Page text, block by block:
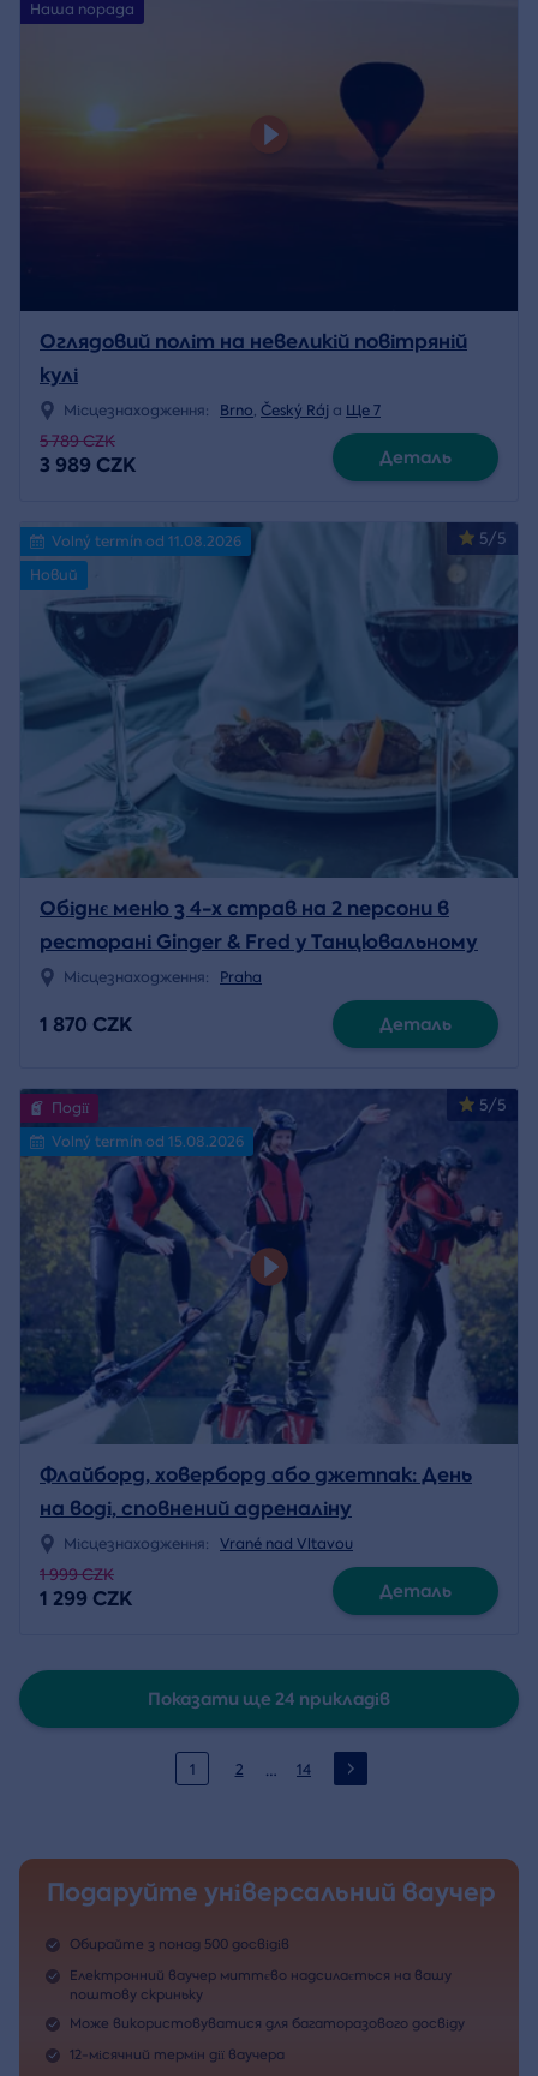
Наша порада
Оглядовий політ на невеликій повітряній
кулі
Місцезнаходження: Brno, Český Ráj a Ще 7
5 789 CZK
3 989 CZK Деталь
5/5
Volný termín od 11.08.2026
Новий
Обіднє меню з 4-х страв на 2 персони в
ресторані Ginger & Fred у Танцювальному
доміМісцезнаходження: Praha
1 870 CZK Деталь
5/5
Події
Volný termín od 15.08.2026
Флайборд, ховерборд або джетпак: День
на воді, сповнений адреналіну
Місцезнаходження: Vrané nad Vltavou
1 999 CZK
1 299 CZK Деталь
Показати ще 24 прикладів
1 2 … 14
Подаруйте універсальний ваучер
Обирайте з понад 500 досвідів
Електронний ваучер миттєво надсилається на вашу
поштову скриньку
Може використовуватися для багаторазового досвіду
12-місячний термін дії ваучера